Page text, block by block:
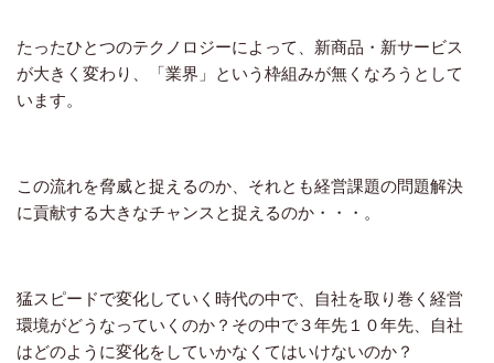
たったひとつのテクノロジーによって、新商品・新サービス
が大きく変わり、「業界」という枠組みが無くなろうとして
います。
この流れを脅威と捉えるのか、それとも経営課題の問題解決
に貢献する大きなチャンスと捉えるのか・・・。
猛スピードで変化していく時代の中で、自社を取り巻く経営
環境がどうなっていくのか？その中で３年先１０年先、自社
はどのように変化をしていかなくてはいけないのか？